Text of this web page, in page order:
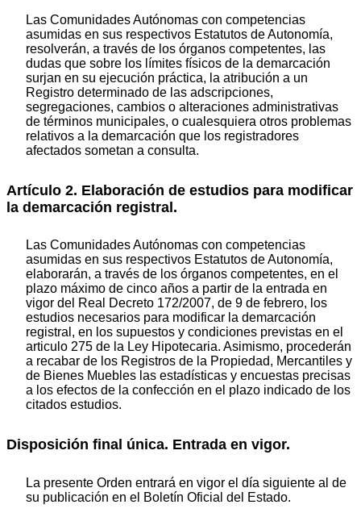
Las Comunidades Autónomas con competencias
asumidas en sus respectivos Estatutos de Autonomía,
resolverán, a través de los órganos competentes, las
dudas que sobre los límites físicos de la demarcación
surjan en su ejecución práctica, la atribución a un
Registro determinado de las adscripciones,
segregaciones, cambios o alteraciones administrativas
de términos municipales, o cualesquiera otros problemas
relativos a la demarcación que los registradores
afectados sometan a consulta.
Artículo 2. Elaboración de estudios para modificar
la demarcación registral.
Las Comunidades Autónomas con competencias
asumidas en sus respectivos Estatutos de Autonomía,
elaborarán, a través de los órganos competentes, en el
plazo máximo de cinco años a partir de la entrada en
vigor del Real Decreto 172/2007, de 9 de febrero, los
estudios necesarios para modificar la demarcación
registral, en los supuestos y condiciones previstas en el
articulo 275 de la Ley Hipotecaria. Asimismo, procederán
a recabar de los Registros de la Propiedad, Mercantiles y
de Bienes Muebles las estadísticas y encuestas precisas
a los efectos de la confección en el plazo indicado de los
citados estudios.
Disposición final única. Entrada en vigor.
La presente Orden entrará en vigor el día siguiente al de
su publicación en el Boletín Oficial del Estado.